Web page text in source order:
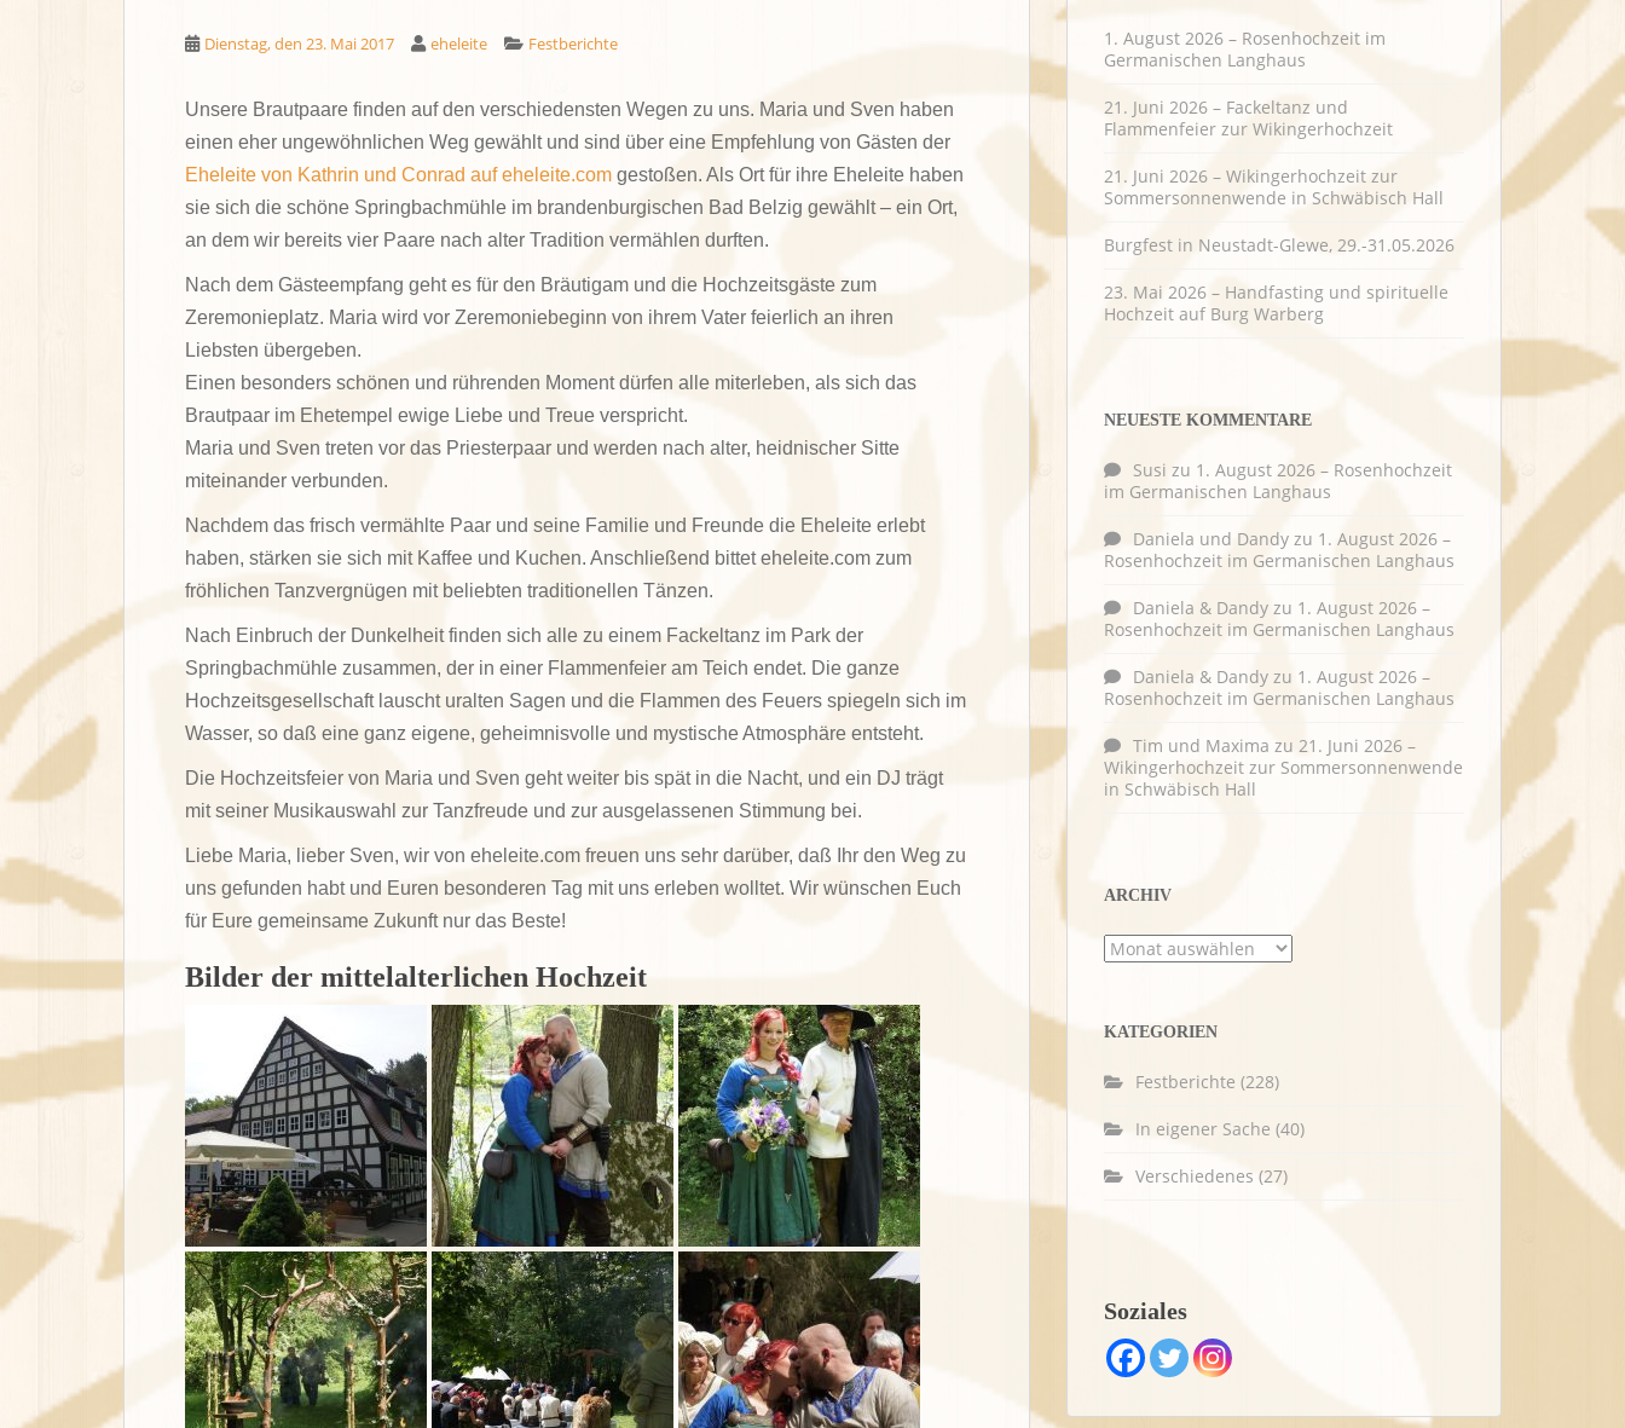
Dienstag, den 23. Mai 2017 eheleite Festberichte
Unsere Brautpaare finden auf den verschiedensten Wegen zu uns. Maria und Sven haben
einen eher ungewöhnlichen Weg gewählt und sind über eine Empfehlung von Gästen der
Eheleite von Kathrin und Conrad auf eheleite.com gestoßen. Als Ort für ihre Eheleite haben
sie sich die schöne Springbachmühle im brandenburgischen Bad Belzig gewählt – ein Ort,
an dem wir bereits vier Paare nach alter Tradition vermählen durften.
Nach dem Gästeempfang geht es für den Bräutigam und die Hochzeitsgäste zum
Zeremonieplatz. Maria wird vor Zeremoniebeginn von ihrem Vater feierlich an ihren
Liebsten übergeben.
Einen besonders schönen und rührenden Moment dürfen alle miterleben, als sich das
Brautpaar im Ehetempel ewige Liebe und Treue verspricht.
Maria und Sven treten vor das Priesterpaar und werden nach alter, heidnischer Sitte
miteinander verbunden.
Nachdem das frisch vermählte Paar und seine Familie und Freunde die Eheleite erlebt
haben, stärken sie sich mit Kaffee und Kuchen. Anschließend bittet eheleite.com zum
fröhlichen Tanzvergnügen mit beliebten traditionellen Tänzen.
Nach Einbruch der Dunkelheit finden sich alle zu einem Fackeltanz im Park der
Springbachmühle zusammen, der in einer Flammenfeier am Teich endet. Die ganze
Hochzeitsgesellschaft lauscht uralten Sagen und die Flammen des Feuers spiegeln sich im
Wasser, so daß eine ganz eigene, geheimnisvolle und mystische Atmosphäre entsteht.
Die Hochzeitsfeier von Maria und Sven geht weiter bis spät in die Nacht, und ein DJ trägt
mit seiner Musikauswahl zur Tanzfreude und zur ausgelassenen Stimmung bei.
Liebe Maria, lieber Sven, wir von eheleite.com freuen uns sehr darüber, daß Ihr den Weg zu
uns gefunden habt und Euren besonderen Tag mit uns erleben wolltet. Wir wünschen Euch
für Eure gemeinsame Zukunft nur das Beste!
Bilder der mittelalterlichen Hochzeit
1. August 2026 – Rosenhochzeit im
Germanischen Langhaus
21. Juni 2026 – Fackeltanz und
Flammenfeier zur Wikingerhochzeit
21. Juni 2026 – Wikingerhochzeit zur
Sommersonnenwende in Schwäbisch Hall
Burgfest in Neustadt-Glewe, 29.-31.05.2026
23. Mai 2026 – Handfasting und spirituelle
Hochzeit auf Burg Warberg
NEUESTE KOMMENTARE
Susi zu 1. August 2026 – Rosenhochzeit
im Germanischen Langhaus
Daniela und Dandy zu 1. August 2026 –
Rosenhochzeit im Germanischen Langhaus
Daniela & Dandy zu 1. August 2026 –
Rosenhochzeit im Germanischen Langhaus
Daniela & Dandy zu 1. August 2026 –
Rosenhochzeit im Germanischen Langhaus
Tim und Maxima zu 21. Juni 2026 –
Wikingerhochzeit zur Sommersonnenwende
in Schwäbisch Hall
ARCHIV
Archiv
KATEGORIEN
Festberichte (228)
In eigener Sache (40)
Verschiedenes (27)
Soziales